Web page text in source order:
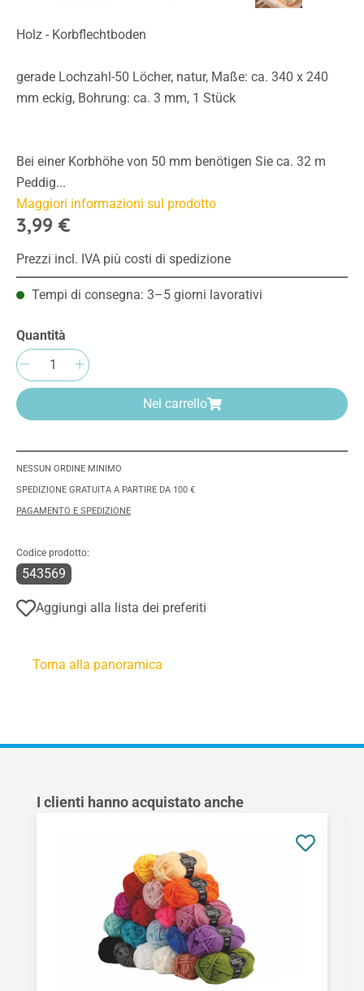
Holz - Korbflechtboden
gerade Lochzahl-50 Löcher, natur, Maße: ca. 340 x 240
mm eckig, Bohrung: ca. 3 mm, 1 Stück
Bei einer Korbhöhe von 50 mm benötigen Sie ca. 32 m
Peddig...
Maggiori informazioni sul prodotto
3,99 €
Prezzi incl. IVA più costi di spedizione
Tempi di consegna: 3–5 giorni lavorativi
Quantità
Quantità del prodotto: inserisci la quantità
Nel carrello
NESSUN ORDINE MINIMO
SPEDIZIONE GRATUITA A PARTIRE DA 100 €
PAGAMENTO E SPEDIZIONE
Codice prodotto:
543569
Aggiungi alla lista dei preferiti
Torna alla panoramica
Salta la galleria dei prodotti
I clienti hanno acquistato anche